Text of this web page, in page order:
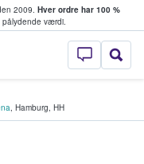
2009. Hver ordre har 100 %
værdi.
StubHub - Hvor
, Hamburg, HH